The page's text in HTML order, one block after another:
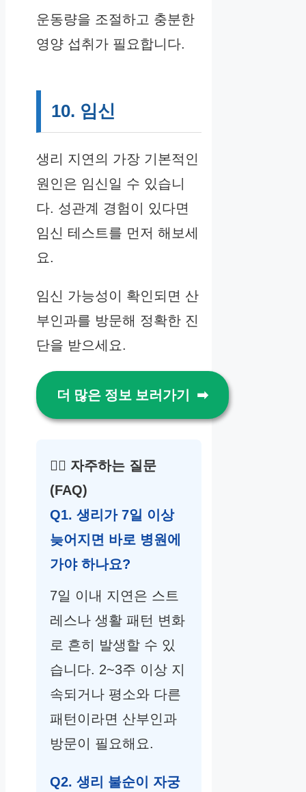
운동량을 조절하고 충분한
영양 섭취가 필요합니다.
10. 임신
생리 지연의 가장 기본적인
원인은 임신일 수 있습니
다. 성관계 경험이 있다면
임신 테스트를 먼저 해보세
요.
임신 가능성이 확인되면 산
부인과를 방문해 정확한 진
단을 받으세요.
더 많은 정보 보러가기
🙋‍♀️ 자주하는 질문
(FAQ)
Q1. 생리가 7일 이상
늦어지면 바로 병원에
가야 하나요?
7일 이내 지연은 스트
레스나 생활 패턴 변화
로 흔히 발생할 수 있
습니다. 2~3주 이상 지
속되거나 평소와 다른
패턴이라면 산부인과
방문이 필요해요.
Q2. 생리 불순이 자궁